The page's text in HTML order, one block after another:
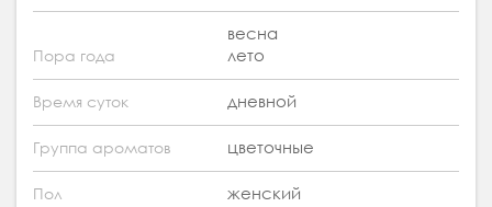
Пора года
весна
лето
Время суток дневной
Группа ароматов цветочные
Пол женский